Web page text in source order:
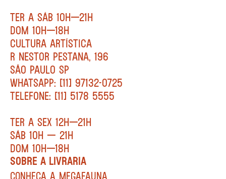
TER A SÁB 10H—21H
DOM 10H—18H
CULTURA ARTÍSTICA
R NESTOR PESTANA, 196
SÃO PAULO SP
WHATSAPP: [11] 97132-0725
TELEFONE: [11] 5178 5555
TER A SEX 12H—21H
SÁB 10H — 21H
DOM 10H—18H
SOBRE A LIVRARIA
CONHEÇA A MEGAFAUNA